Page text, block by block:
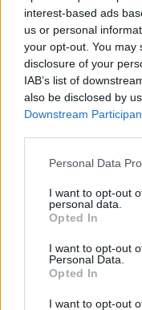
interest-based ads
us or personal
your opt-out. You may
disclosure of your
IAB’s list of
also be disclosed by
Downstream
Personal Data
I want to opt-out
personal data.
Opted In
I want to opt-out
Personal Data.
Opted In
I want to opt-out
Castelo Branco:
promete afirmar
“motores de
município português
Covilhã: Especialista
valorização
Beira Interior
Rio de Janeiro:
FUNCEX para